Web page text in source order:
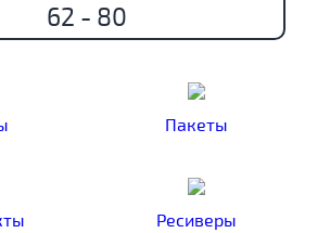
62 - 80
Пакеты
Ресиверы